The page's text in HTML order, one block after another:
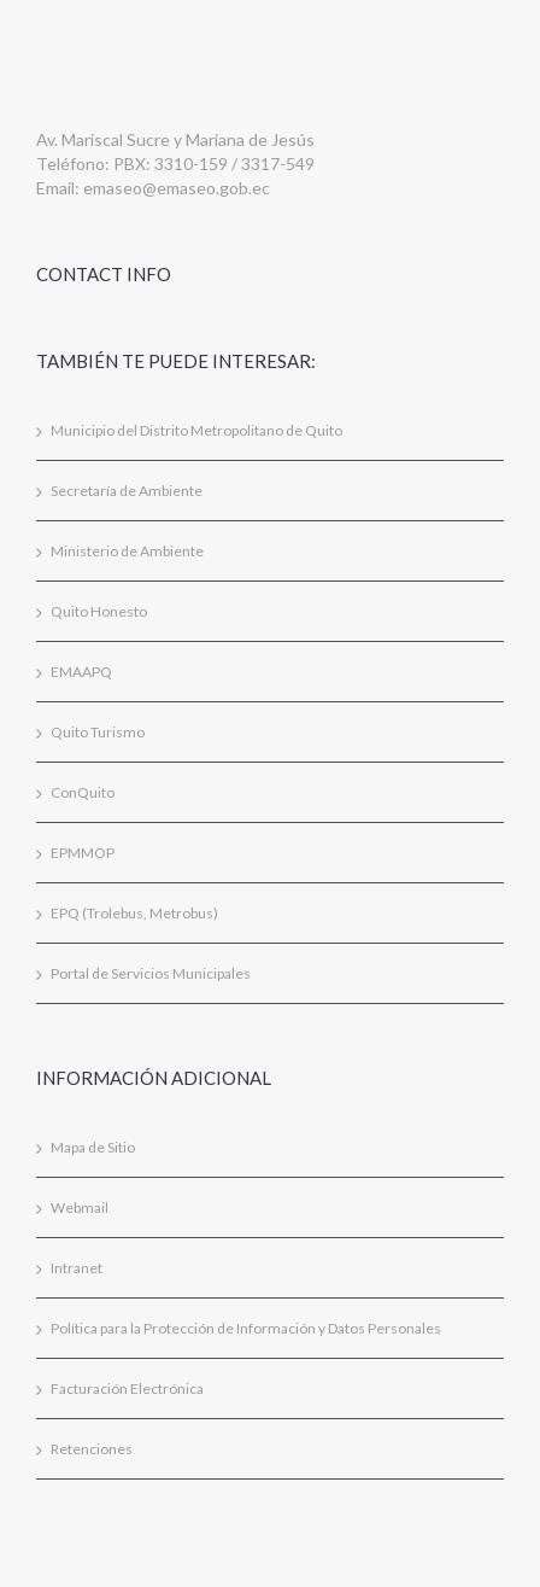
Av. Mariscal Sucre y Mariana de Jesús
Teléfono: PBX: 3310-159 / 3317-549
Email: emaseo@emaseo.gob.ec
CONTACT INFO
TAMBIÉN TE PUEDE INTERESAR:
Municipio del Distrito Metropolitano de Quito
Secretaría de Ambiente
Ministerio de Ambiente
Quito Honesto
EMAAPQ
Quito Turismo
ConQuito
EPMMOP
EPQ (Trolebus, Metrobus)
Portal de Servicios Municipales
INFORMACIÓN ADICIONAL
Mapa de Sitio
Webmail
Intranet
Política para la Protección de Información y Datos Personales
Facturación Electrónica
Retenciones